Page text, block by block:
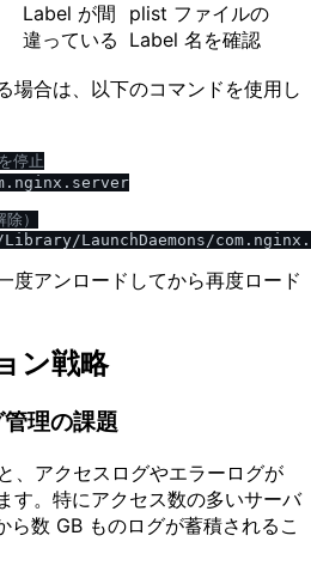
Label が間
違っている
plist ファイルの
Label 名を確認
場合は、以下のコマンドを使用し
停止
）
度アンロードしてから再度ロード
ン戦略
理の課題
、アクセスログやエラーログが
す。特にアクセス数の多いサーバ
ら数 GB ものログが蓄積されるこ